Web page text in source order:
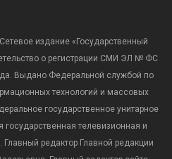
издание «Государственный
о регистрации СМИ ЭЛ № ФС
Выдано Федеральной службой по
технологий и массовых
государственное унитарное
государственная телевизионная и
редактор Главной редакции